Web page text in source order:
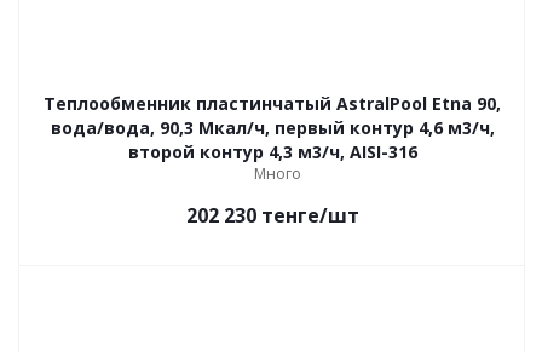
Теплообменник пластинчатый AstralPool Etna 90,
вода/вода, 90,3 Мкал/ч, первый контур 4,6 м3/ч,
второй контур 4,3 м3/ч, AISI-316
Много
202 230тенге/шт